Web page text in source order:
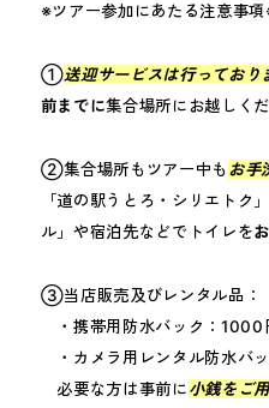
※ツアー参加にあたる注意事
①送迎サービスは行っており
前までに集合場所にお越しくだ
②集合場所もツアー中もお手
「道の駅うとろ・シリエトク
ル」や宿泊先などでトイレを
③当店販売及びレンタル品：
・携帯用防水バック：1000
・カメラ用レンタル防水バ
必要な方は事前に小銭をご